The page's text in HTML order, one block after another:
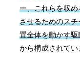
ー、これらを収
させるためのス
置全体を動かす駆
から構成されてい